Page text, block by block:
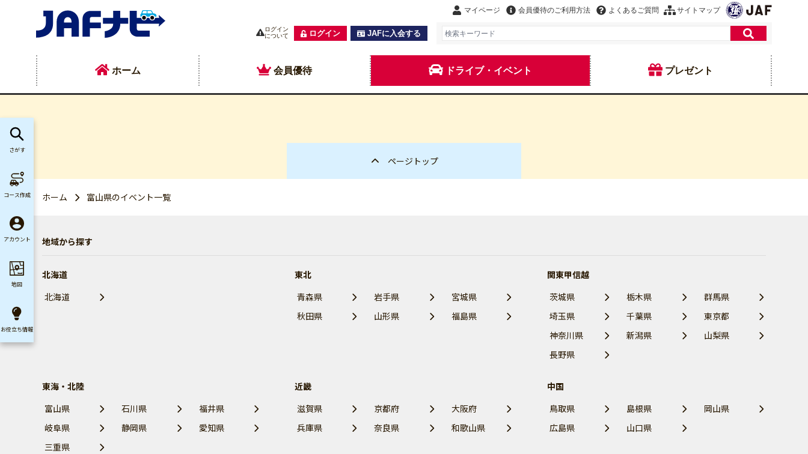
マイページ 会員優待のご利用方法 よくあるご質問 サイトマップ
ログイン
について
ログイン JAFに入会する
ホーム 会員優待 ドライブ・イベント プレゼント
ページトップ
ホーム 富山県のイベント一覧
地域から探す
北海道
北海道
東北
青森県
岩手県
宮城県
秋田県
山形県 福島県
関東甲信越
茨城県
栃木県
群馬県
埼玉県
千葉県
東京都
神奈川県
新潟県
山梨県
長野県
東海・北陸
富山県
石川県
福井県
岐阜県
静岡県
愛知県
三重県
近畿
滋賀県
京都府
大阪府
兵庫県
奈良県 和歌山県
中国
鳥取県
島根県
岡山県
広島県
山口県
さがす
コース作成
アカウント
地図
お役立ち情報